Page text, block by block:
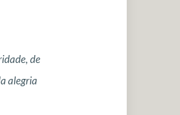
de
alegria